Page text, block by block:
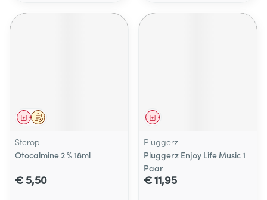
Op voorschrift
Geneesmiddel
Sterop
Otocalmine 2 % 18ml
€ 5,50
Geneesmiddel
Pluggerz
Pluggerz Enjoy Life Music 1
Paar
€ 11,95